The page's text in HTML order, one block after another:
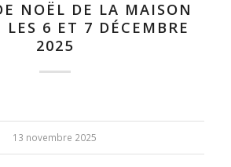
NOËL DE LA MAISON
LES 6 ET 7 DÉCEMBRE
2025
13 novembre 2025